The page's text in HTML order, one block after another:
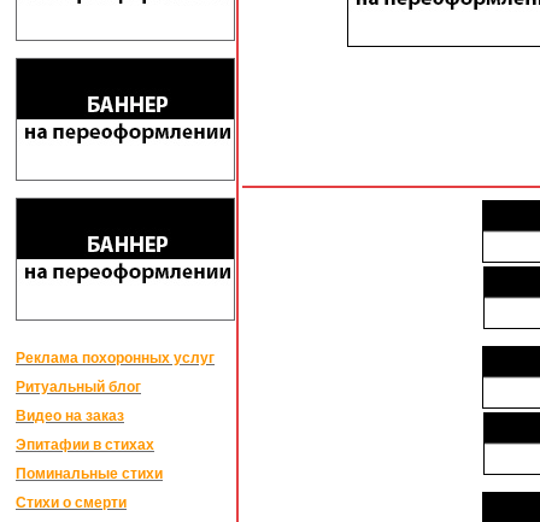
Реклама похоронных услуг
Ритуальный блог
Видео на заказ
Эпитафии в стихах
Поминальные стихи
Стихи о смерти